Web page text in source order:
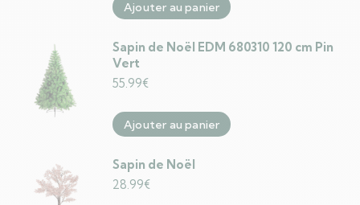
Ajouter au panier
Sapin de Noël EDM 680310 120 cm Pin
Vert
55.99€
Ajouter au panier
Sapin de Noël
28.99€